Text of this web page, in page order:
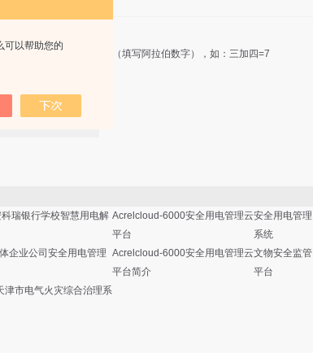
可以帮助您的
请输入计算结果（填写阿拉伯数字），如：三加四=7
瑞银行学校智慧用电解 Acrelcloud-6000安全用电管理云
平台
安全用电管理
系统
企业公司安全用电管理 Acrelcloud-6000安全用电管理云
平台简介
文物安全监管
平台
市电气火灾综合治理系